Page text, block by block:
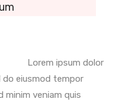
Lorem ipsum dolor
eiusmod tempor
minim veniam quis